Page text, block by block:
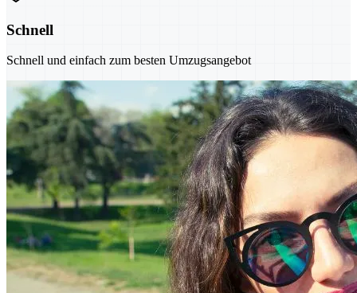
Schnell
Schnell und einfach zum besten Umzugsangebot